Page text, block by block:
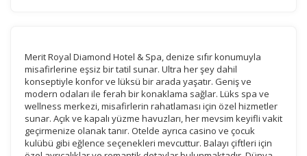
İstatistik Çerezleri
Ziyaretçilerin siteyi nasıl kullandığını anonim olarak
ölçeriz. Hangi sayfaların popüler olduğunu ve
kullanıcıların nerede zorluk yaşadığını anlamamıza
yardımcı olur.
Merit Royal Diamond Hotel & Spa, denize sıfır konumuyla
misafirlerine eşsiz bir tatil sunar. Ultra her şey dahil
konseptiyle konfor ve lüksü bir arada yaşatır. Geniş ve
modern odaları ile ferah bir konaklama sağlar. Lüks spa ve
wellness merkezi, misafirlerin rahatlaması için özel hizmetler
sunar. Açık ve kapalı yüzme havuzları, her mevsim keyifli vakit
geçirmenize olanak tanır. Otelde ayrıca casino ve çocuk
kulübü gibi eğlence seçenekleri mevcuttur. Balayı çiftleri için